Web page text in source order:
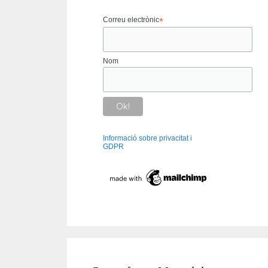
Correu electrònic*
Nom
Informació sobre privacitat i
GDPR